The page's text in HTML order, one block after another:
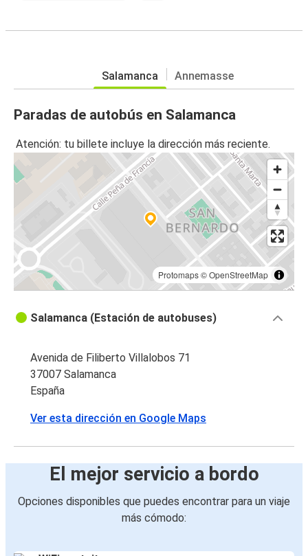
Salamanca Annemasse
Paradas de autobús en Salamanca
Atención: tu billete incluye la dirección más reciente.
Protomaps©OpenStreetMap
Salamanca (Estación de autobuses)
Avenida de Filiberto Villalobos 71
37007 Salamanca
España
Ver esta dirección en Google Maps
El mejor servicio a bordo
Opciones disponibles que puedes encontrar para un viaje
más cómodo: